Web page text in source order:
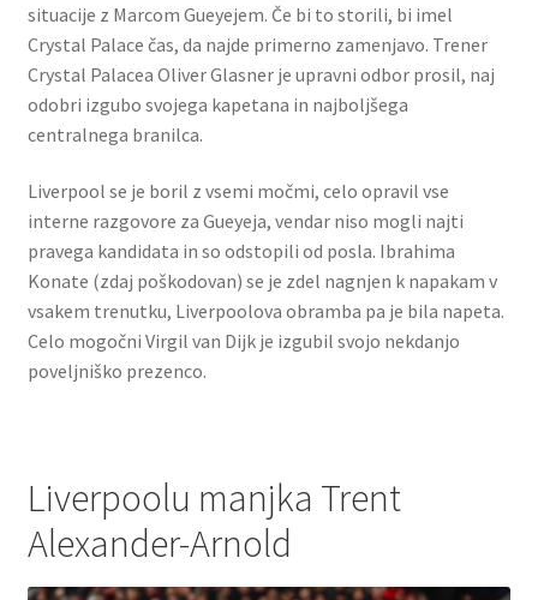
situacije z Marcom Gueyejem. Če bi to storili, bi imel
Crystal Palace čas, da najde primerno zamenjavo. Trener
Crystal Palacea Oliver Glasner je upravni odbor prosil, naj
odobri izgubo svojega kapetana in najboljšega
centralnega branilca.
Liverpool se je boril z vsemi močmi, celo opravil vse
interne razgovore za Gueyeja, vendar niso mogli najti
pravega kandidata in so odstopili od posla. Ibrahima
Konate (zdaj poškodovan) se je zdel nagnjen k napakam v
vsakem trenutku, Liverpoolova obramba pa je bila napeta.
Celo mogočni Virgil van Dijk je izgubil svojo nekdanjo
poveljniško prezenco.
Liverpoolu manjka Trent
Alexander-Arnold